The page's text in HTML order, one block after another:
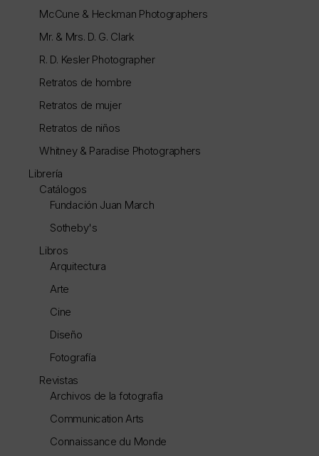
McCune & Heckman Photographers
Mr. & Mrs. D. G. Clark
R. D. Kesler Photographer
Retratos de hombre
Retratos de mujer
Retratos de niños
Whitney & Paradise Photographers
Librería
Catálogos
Fundación Juan March
Sotheby's
Libros
Arquitectura
Arte
Cine
Diseño
Fotografía
Revistas
Archivos de la fotografía
Communication Arts
Connaissance du Monde